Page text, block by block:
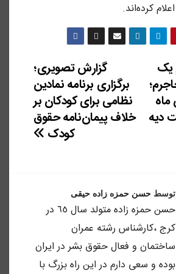
کرده‌اند.
گزارش تصویری؛
برگزاری برنامه نمادین
نظامی برای کودکان بر
خلاف پیمان‌نامه حقوق
کودک
یک
دیه
توسط حسن حمزه زاده حیقی
حسن حمزه زاده متولد سال ٦٥ در
كرج ،كارشناس رشته عمران
ساختمان و فعال حقوق بشر در ايران
بوده و سعى دارم در اين راه بزرگ با